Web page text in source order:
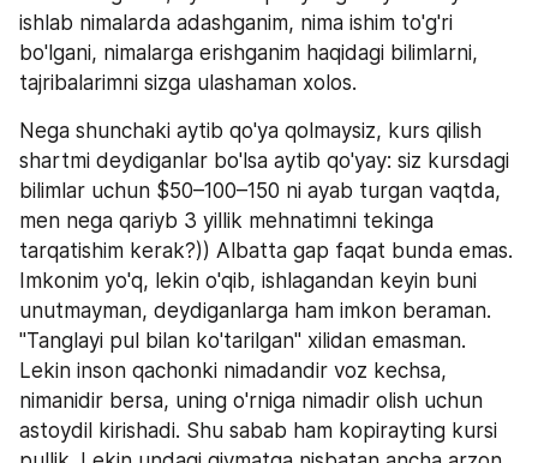
ishlab nimalarda adashganim, nima ishim to'g'ri
bo'lgani, nimalarga erishganim haqidagi bilimlarni,
tajribalarimni sizga ulashaman xolos.
Nega shunchaki aytib qo'ya qolmaysiz, kurs qilish
shartmi deydiganlar bo'lsa aytib qo'yay: siz kursdagi
bilimlar uchun $50–100–150 ni ayab turgan vaqtda,
men nega qariyb 3 yillik mehnatimni tekinga
tarqatishim kerak?)) Albatta gap faqat bunda emas.
Imkonim yo'q, lekin o'qib, ishlagandan keyin buni
unutmayman, deydiganlarga ham imkon beraman.
"Tanglayi pul bilan ko'tarilgan" xilidan emasman.
Lekin inson qachonki nimadandir voz kechsa,
nimanidir bersa, uning o'rniga nimadir olish uchun
astoydil kirishadi. Shu sabab ham kopirayting kursi